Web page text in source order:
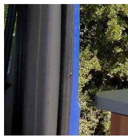
Zum
Inhalt
springen